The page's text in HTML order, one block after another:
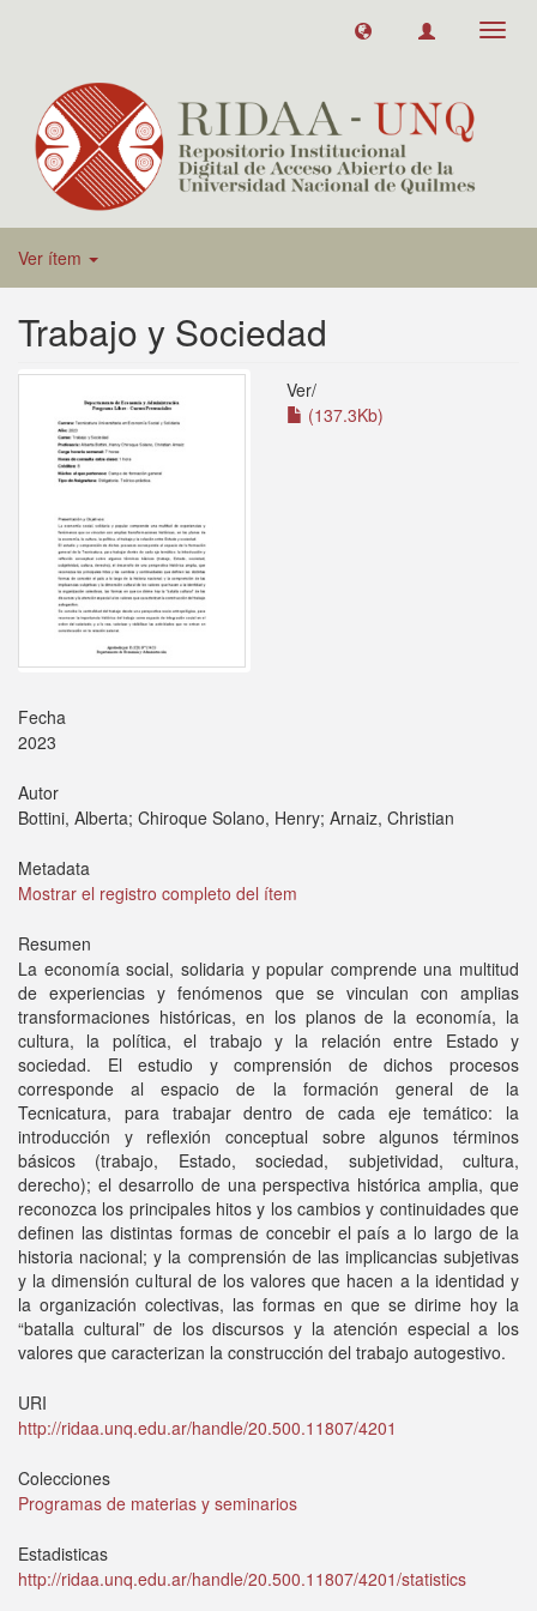
Ver ítem
Trabajo y Sociedad
Ver/
(137.3Kb)
Fecha
2023
Autor
Bottini, Alberta; Chiroque Solano, Henry; Arnaiz, Christian
Metadata
Mostrar el registro completo del ítem
Resumen
La economía social, solidaria y popular comprende una multitud
de experiencias y fenómenos que se vinculan con amplias
transformaciones históricas, en los planos de la economía, la
cultura, la política, el trabajo y la relación entre Estado y
sociedad. El estudio y comprensión de dichos procesos
corresponde al espacio de la formación general de la
Tecnicatura, para trabajar dentro de cada eje temático: la
introducción y reflexión conceptual sobre algunos términos
básicos (trabajo, Estado, sociedad, subjetividad, cultura,
derecho); el desarrollo de una perspectiva histórica amplia, que
reconozca los principales hitos y los cambios y continuidades que
definen las distintas formas de concebir el país a lo largo de la
historia nacional; y la comprensión de las implicancias subjetivas
y la dimensión cultural de los valores que hacen a la identidad y
la organización colectivas, las formas en que se dirime hoy la
“batalla cultural” de los discursos y la atención especial a los
valores que caracterizan la construcción del trabajo autogestivo.
URI
http://ridaa.unq.edu.ar/handle/20.500.11807/4201
Colecciones
Programas de materias y seminarios
Estadisticas
http://ridaa.unq.edu.ar/handle/20.500.11807/4201/statistics